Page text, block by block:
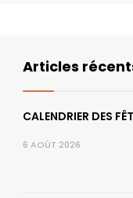
Articles
CALENDRIER DES
6 AOÛT 2026